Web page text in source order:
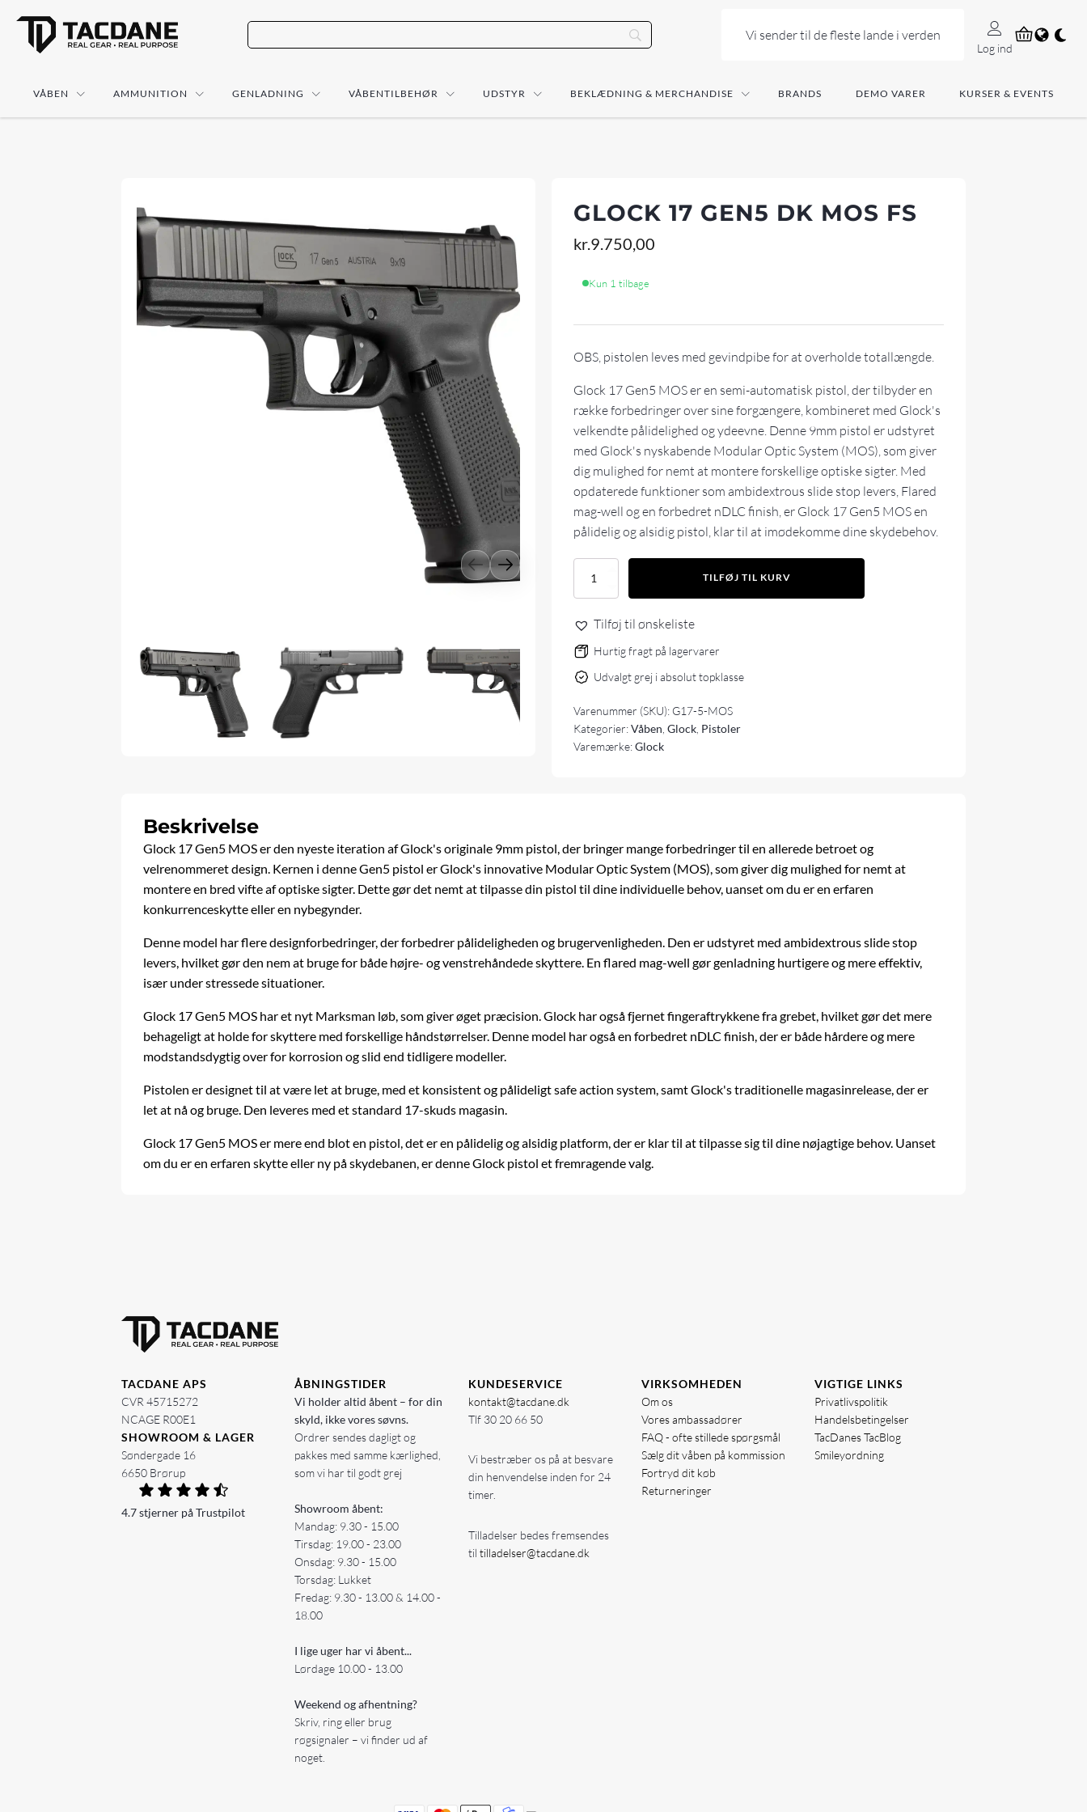
Vi sender til de fleste lande i verden
Log ind
VÅBEN AMMUNITION GENLADNING VÅBENTILBEHØR UDSTYR BEKLÆDNING & MERCHANDISE BRANDS DEMO VARER KURSER & EVENTS
GLOCK 17 GEN5 DK MOS FS
kr.9.750,00
Kun 1 tilbage
OBS, pistolen leves med gevindpibe for at overholde totallængde.
Glock 17 Gen5 MOS er en semi-automatisk pistol, der tilbyder en
række forbedringer over sine forgængere, kombineret med Glock's
velkendte pålidelighed og ydeevne. Denne 9mm pistol er udstyret
med Glock's nyskabende Modular Optic System (MOS), som giver
dig mulighed for nemt at montere forskellige optiske sigter. Med
opdaterede funktioner som ambidextrous slide stop levers, Flared
mag-well og en forbedret nDLC finish, er Glock 17 Gen5 MOS en
pålidelig og alsidig pistol, klar til at imødekomme dine skydebehov.
Glock
DK
MOS
FS
TILFØJ TIL KURV
Tilføj til ønskeliste
Hurtig fragt på lagervarer
Udvalgt grej i absolut topklasse
Varenummer (SKU): G17-5-MOS
Kategorier:Våben ,Glock Pistoler
Varemærke:Glock
Beskrivelse
Glock 17 Gen5 MOS er den nyeste iteration af Glock's originale 9mm pistol, der bringer mange forbedringer til en allerede betroet og
velrenommeret design. Kernen i denne Gen5 pistol er Glock's innovative Modular Optic System (MOS), som giver dig mulighed for nemt at
montere en bred vifte af optiske sigter. Dette gør det nemt at tilpasse din pistol til dine individuelle behov, uanset om du er en erfaren
konkurrenceskytte eller en nybegynder.
Denne model har flere designforbedringer, der forbedrer pålideligheden og brugervenligheden. Den er udstyret med ambidextrous slide stop
levers, hvilket gør den nem at bruge for både højre- og venstrehåndede skyttere. En flared mag-well gør genladning hurtigere og mere effektiv,
især under stressede situationer.
Glock 17 Gen5 MOS har et nyt Marksman løb, som giver øget præcision. Glock har også fjernet fingeraftrykkene fra grebet, hvilket gør det mere
behageligt at holde for skyttere med forskellige håndstørrelser. Denne model har også en forbedret nDLC finish, der er både hårdere og mere
modstandsdygtig over for korrosion og slid end tidligere modeller.
Pistolen er designet til at være let at bruge, med et konsistent og pålideligt safe action system, samt Glock's traditionelle magasinrelease, der er
let at nå og bruge. Den leveres med et standard 17-skuds magasin.
Glock 17 Gen5 MOS er mere end blot en pistol, det er en pålidelig og alsidig platform, der er klar til at tilpasse sig til dine nøjagtige behov. Uanset
om du er en erfaren skytte eller ny på skydebanen, er denne Glock pistol et fremragende valg.
TACDANE APS
CVR 45715272
NCAGE R00E1
SHOWROOM & LAGER
Søndergade 16
6650 Brørup
4.7 stjerner på Trustpilot
ÅBNINGSTIDER
Vi holder altid åbent – for din
skyld, ikke vores søvns.
Ordrer sendes dagligt og
pakkes med samme kærlighed,
som vi har til godt grej
Showroom åbent:
Mandag: 9.30 - 15.00
Tirsdag: 19.00 - 23.00
Onsdag: 9.30 - 15.00
Torsdag: Lukket
Fredag: 9.30 - 13.00 & 14.00 -
18.00
I lige uger har vi åbent...
Lørdage 10.00 - 13.00
Weekend og afhentning?
Skriv, ring eller brug
røgsignaler – vi finder ud af
noget.
KUNDESERVICE
kontakt@tacdane.dk
Tlf 30 20 66 50
Vi bestræber os på at besvare
din henvendelse inden for 24
timer.
Tilladelser bedes fremsendes
til tilladelser@tacdane.dk
VIRKSOMHEDEN
Om os
Vores ambassadører
FAQ - ofte stillede spørgsmål
Sælg dit våben på kommission
Fortryd dit køb
Returneringer
VIGTIGE LINKS
Privatlivspolitik
Handelsbetingelser
TacDanes TacBlog
Smileyordning